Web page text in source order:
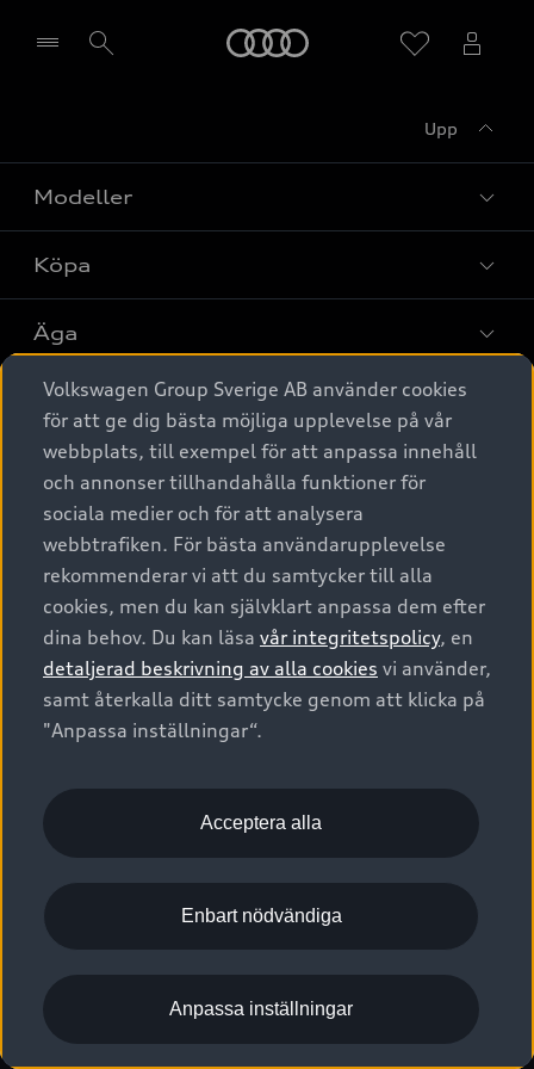
Upp
Modeller
Alla modeller
Elbilar
A6 modellerna
SUV
Avant
Audi Sport
Köpa
Privaterbjudanden
Privatleasing
Nya bilar i lager
Begagnade bilar i lager
Audi approved :plus - så gott som nya
Finansiering
Audi exclusive
Provkörning
Äga
Service & tillbehör
Audi digital services
Originaltillbehör - köp online
Garantier
Försäkring
Digitala manualer för din Audi
Audi Collection – livsstilsartiklar
Vanliga frågor
2G/3G nätet stängs ned - Hur påverkas min bil av detta?
Tjänstebil
Tjänstebil
Business lease online
Företagsleasing
Om Audi Sverige
Kontakta oss
Audi Återförsäljare/-serviceverkstad
myAudi
Pressmeddelanden
Nyhetsbrev
Vårt hållbarhetsarbete
Lediga tjänster huvudkontor
Lediga tjänster hos Audi Återförsäljare
Kommentar till mediauppgifter om dataläcka
© 2026 AUDI SVERIGE. All Rights Reserved.
Utgivare Juridiskt
Juridiskt Audi AG
Juridiskt Audi Digital Giveaway
Anpassa inställningar för cookies
Visselblåsarkanaler
Volkswagen Group Sverige AB använder cookies
för att ge dig bästa möjliga upplevelse på vår
webbplats, till exempel för att anpassa innehåll
och annonser tillhandahålla funktioner för
sociala medier och för att analysera
webbtrafiken. För bästa användarupplevelse
rekommenderar vi att du samtycker till alla
cookies, men du kan självklart anpassa dem efter
dina behov. Du kan läsa vår integritetspolicy, en
detaljerad beskrivning av alla cookies vi använder,
samt återkalla ditt samtycke genom att klicka på
"Anpassa inställningar“.
Acceptera alla
Enbart nödvändiga
Anpassa inställningar